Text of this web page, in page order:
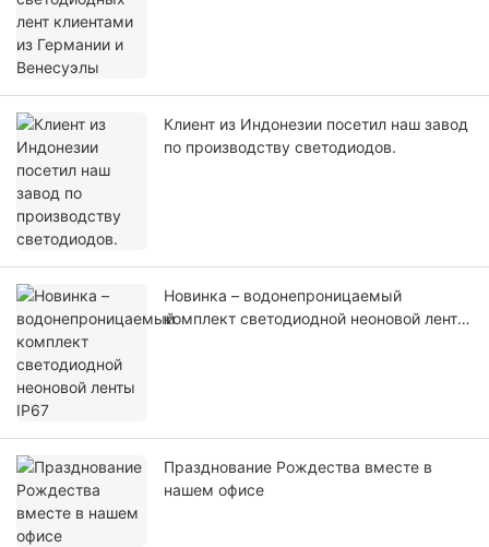
Клиент из Индонезии посетил наш завод
по производству светодиодов.
Новинка – водонепроницаемый
комплект светодиодной неоновой ленты
Празднование Рождества вместе в
нашем офисе